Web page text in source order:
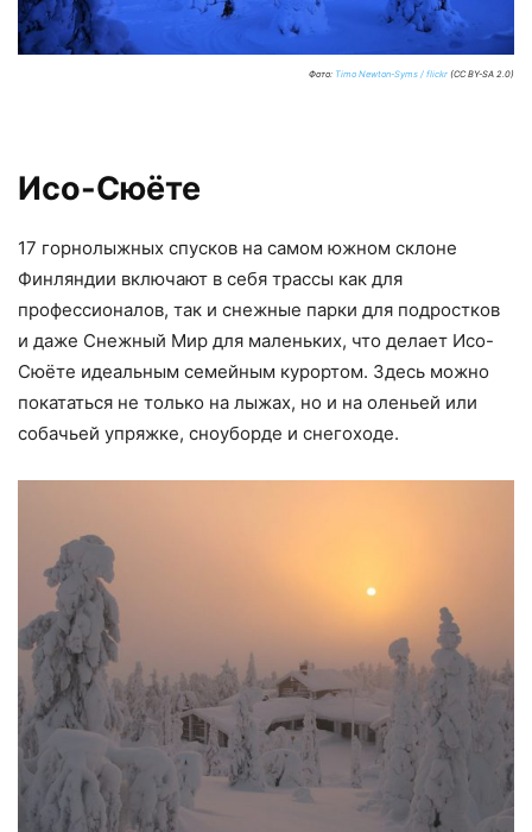
Фото: Timo Newton-Syms / flickr (CC BY-SA 2.0)
Исо-Сюёте
17 горнолыжных спусков на самом южном склоне
Финляндии включают в себя трассы как для
профессионалов, так и снежные парки для подростков
и даже Снежный Мир для маленьких, что делает Исо-
Сюёте идеальным семейным курортом. Здесь можно
покататься не только на лыжах, но и на оленьей или
собачьей упряжке, сноуборде и снегоходе.